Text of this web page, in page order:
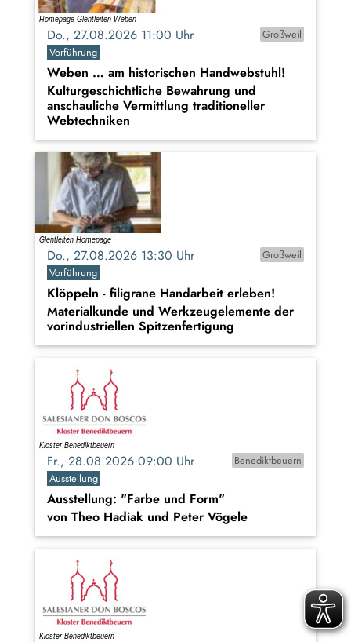
Do., 27.08.2026 11:00 Uhr
Großweil
Vorführung
Weben … am historischen Handwebstuhl!
Kulturgeschichtliche Bewahrung und
anschauliche Vermittlung traditioneller
Webtechniken
Do., 27.08.2026 13:30 Uhr
Großweil
Vorführung
Klöppeln - filigrane Handarbeit erleben!
Materialkunde und Werkzeugelemente der
vorindustriellen Spitzenfertigung
Fr., 28.08.2026 09:00 Uhr
Benediktbeuern
Ausstellung
Ausstellung: "Farbe und Form"
von Theo Hadiak und Peter Vögele